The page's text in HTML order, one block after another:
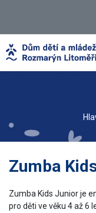
Zumba
Zumba Kids Junior je
pro děti ve věku 4 až 6